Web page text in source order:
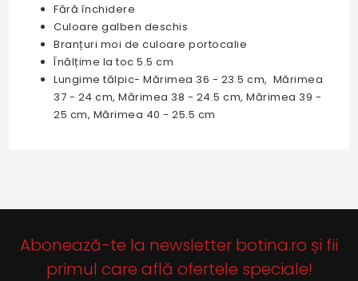
Fără închidere
Culoare galben deschis
Branțuri moi de culoare portocalie
Înălțime la toc 5.5 cm
Lungime tălpic- Mărimea 36 - 23.5 cm, Mărimea
37 - 24 cm, Mărimea 38 - 24.5 cm, Mărimea 39 -
25 cm, Mărimea 40 - 25.5 cm
Abonează-te la newsletter botina.ro și fii
primul care află ofertele speciale!